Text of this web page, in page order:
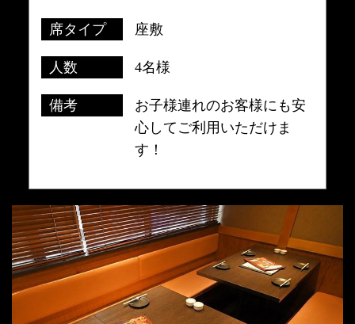
席タイプ 座敷
人数 4名様
備考
お子様連れのお客様にも安
心してご利用いただけま
す！